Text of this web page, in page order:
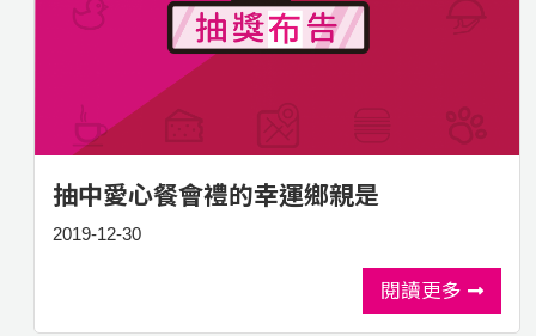
抽中愛心餐會禮的幸運鄉親是
2019-12-30
閱讀更多